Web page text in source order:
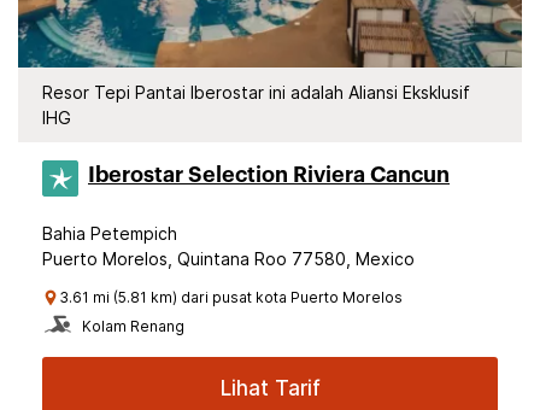
Resor Tepi Pantai Iberostar ini adalah Aliansi Eksklusif
IHG
Iberostar Selection​ Riviera Cancun
Bahia Petempich
Puerto Morelos, Quintana Roo 77580, Mexico
3.61 mi (5.81 km) dari pusat kota Puerto Morelos
Kolam Renang
Lihat Tarif